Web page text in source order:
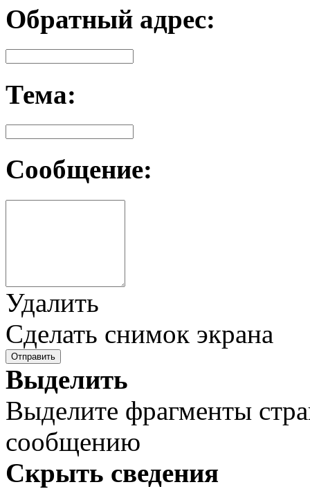
Обратный адрес:
Тема:
Сообщение:
Удалить
Сделать снимок экрана
Отправить
Выделить
Выделите фрагменты
сообщению
Скрыть сведения